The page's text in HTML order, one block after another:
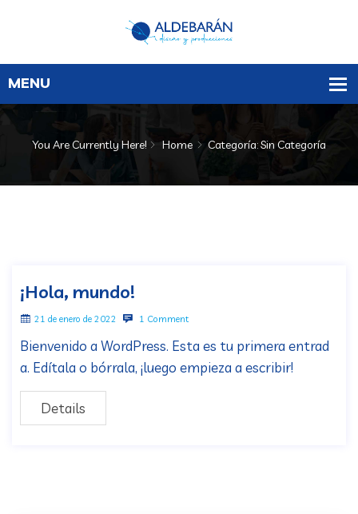
You Are Currently Here! Home Categoría: Sin Categoría
¡Hola, mundo!
21 de enero de 2022 1 Comment
Bienvenido a WordPress. Esta es tu primera entrad
a. Edítala o bórrala, ¡luego empieza a escribir!
Details